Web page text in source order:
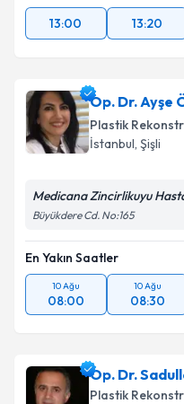
13:00
13:20
Op. Dr. Ayşe
Plastik
İstanbul, Şişli
Medicana Zincirlikuyu
Büyükdere Cd. No:165
En Yakın Saatler
10 Ağu
08:00
10 Ağu
08:30
Op. Dr.
Plastik